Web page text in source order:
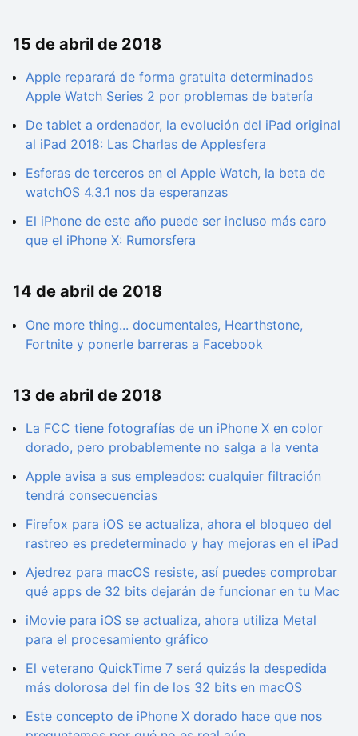
15 de abril de 2018
Apple reparará de forma gratuita determinados
Apple Watch Series 2 por problemas de batería
De tablet a ordenador, la evolución del iPad original
al iPad 2018: Las Charlas de Applesfera
Esferas de terceros en el Apple Watch, la beta de
watchOS 4.3.1 nos da esperanzas
El iPhone de este año puede ser incluso más caro
que el iPhone X: Rumorsfera
14 de abril de 2018
One more thing... documentales, Hearthstone,
Fortnite y ponerle barreras a Facebook
13 de abril de 2018
La FCC tiene fotografías de un iPhone X en color
dorado, pero probablemente no salga a la venta
Apple avisa a sus empleados: cualquier filtración
tendrá consecuencias
Firefox para iOS se actualiza, ahora el bloqueo del
rastreo es predeterminado y hay mejoras en el iPad
Ajedrez para macOS resiste, así puedes comprobar
qué apps de 32 bits dejarán de funcionar en tu Mac
iMovie para iOS se actualiza, ahora utiliza Metal
para el procesamiento gráfico
El veterano QuickTime 7 será quizás la despedida
más dolorosa del fin de los 32 bits en macOS
Este concepto de iPhone X dorado hace que nos